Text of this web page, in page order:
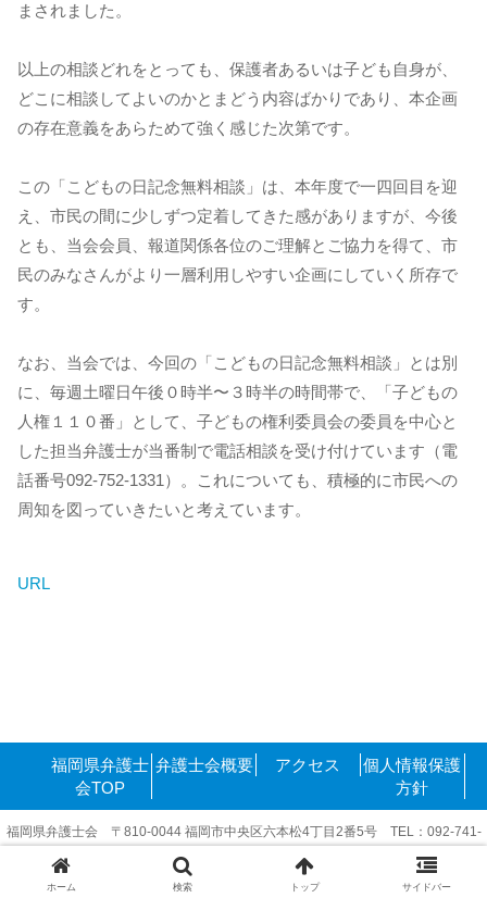
まされました。
以上の相談どれをとっても、保護者あるいは子ども自身が、
どこに相談してよいのかとまどう内容ばかりであり、本企画
の存在意義をあらためて強く感じた次第です。
この「こどもの日記念無料相談」は、本年度で一四回目を迎
え、市民の間に少しずつ定着してきた感がありますが、今後
とも、当会会員、報道関係各位のご理解とご協力を得て、市
民のみなさんがより一層利用しやすい企画にしていく所存で
す。
なお、当会では、今回の「こどもの日記念無料相談」とは別
に、毎週土曜日午後０時半〜３時半の時間帯で、「子どもの
人権１１０番」として、子どもの権利委員会の委員を中心と
した担当弁護士が当番制で電話相談を受け付けています（電
話番号092-752-1331）。これについても、積極的に市民への
周知を図っていきたいと考えています。
URL
福岡県弁護士
会TOP
弁護士会概要 アクセス
個人情報保護
方針
福岡県弁護士会 〒810-0044 福岡市中央区六本松4丁目2番5号 TEL：092-741-
Copyright©2011-2025 FukuokakenBengoshikai. All rights reserved.
ホーム 検索 トップ サイドバー